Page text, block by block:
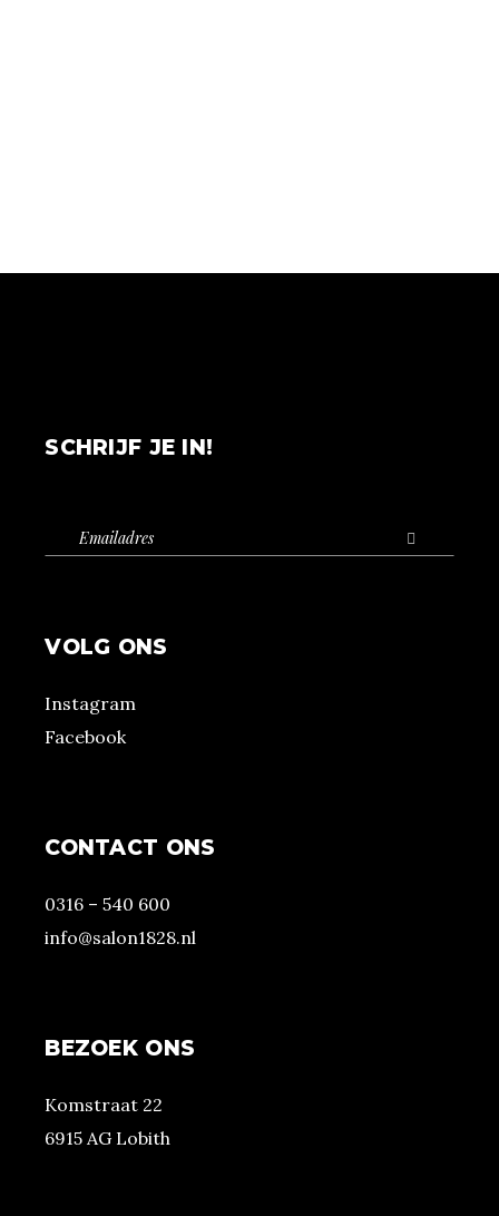
SCHRIJF JE IN!
VOLG ONS
Instagram
Facebook
CONTACT ONS
0316 – 540 600
info@salon1828.nl
BEZOEK ONS
Komstraat 22
6915 AG Lobith